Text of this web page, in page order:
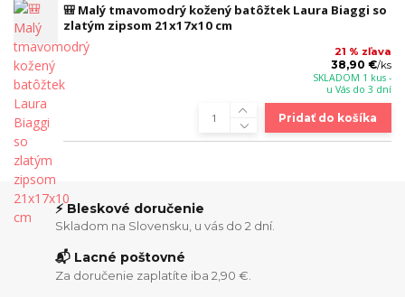
🎒 Malý tmavomodrý kožený batôžtek Laura Biaggi so
zlatým zipsom 21x17x10 cm
21 % zľava
38,90 €/ks
SKLADOM 1 kus -
u Vás do 3 dní
Pridať do košíka
⚡ Bleskové doručenie
Skladom na Slovensku, u vás do 2 dní.
📬 Lacné poštovné
Za doručenie zaplatíte iba 2,90 €.